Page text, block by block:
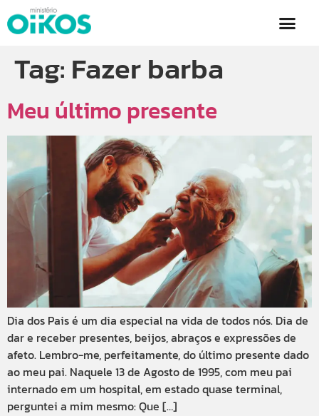
Tag: Fazer barba
Meu último presente
Dia dos Pais é um dia especial na vida de todos nós. Dia de
dar e receber presentes, beijos, abraços e expressões de
afeto. Lembro-me, perfeitamente, do último presente dado
ao meu pai. Naquele 13 de Agosto de 1995, com meu pai
internado em um hospital, em estado quase terminal,
perguntei a mim mesmo: Que […]